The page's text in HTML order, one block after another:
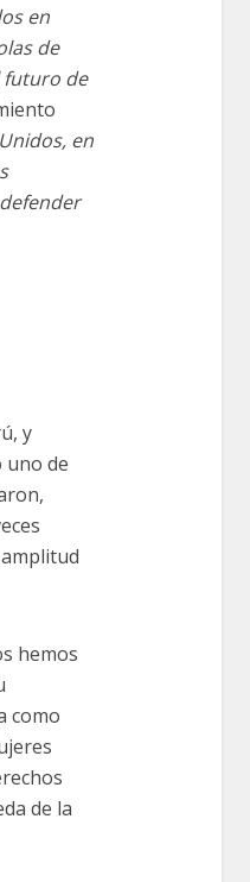
en
de
futuro de
en
y
uno de
hemos
como
de la